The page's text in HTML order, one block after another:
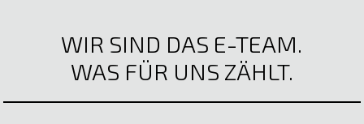
WIR SIND DAS E-TEAM.
WAS FÜR UNS ZÄHLT.